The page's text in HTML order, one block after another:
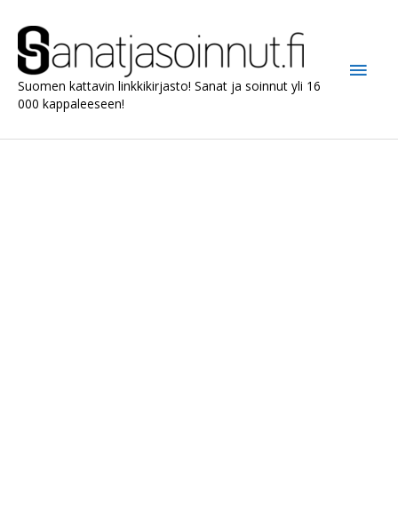
sisältöön
Suomen kattavin linkkikirjasto! Sanat ja soinnut yli 16
000 kappaleeseen!